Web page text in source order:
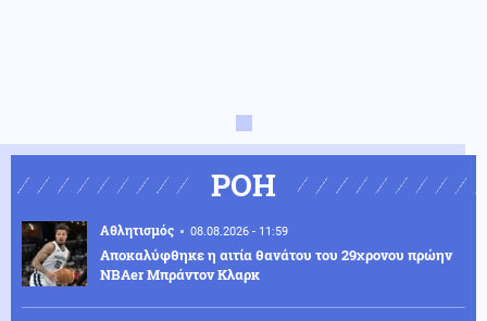
ΡΟΗ
Αθλητισμός 08.08.2026 - 11:59
Αποκαλύφθηκε η αιτία θανάτου του 29χρονου πρώην
NBAer Μπράντον Κλαρκ